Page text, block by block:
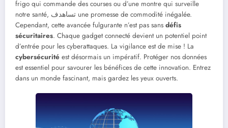
frigo qui commande des courses ou d’une montre qui surveille
notre santé, تساهدف une promesse de commodité inégalée.
Cependant, cette avancée fulgurante n’est pas sans défis
sécuritaires. Chaque gadget connecté devient un potentiel point
d’entrée pour les cyberattaques. La vigilance est de mise ! La
cybersécurité est désormais un impératif. Protéger nos données
est essentiel pour savourer les bénéfices de cette innovation. Entrez
dans un monde fascinant, mais gardez les yeux ouverts.